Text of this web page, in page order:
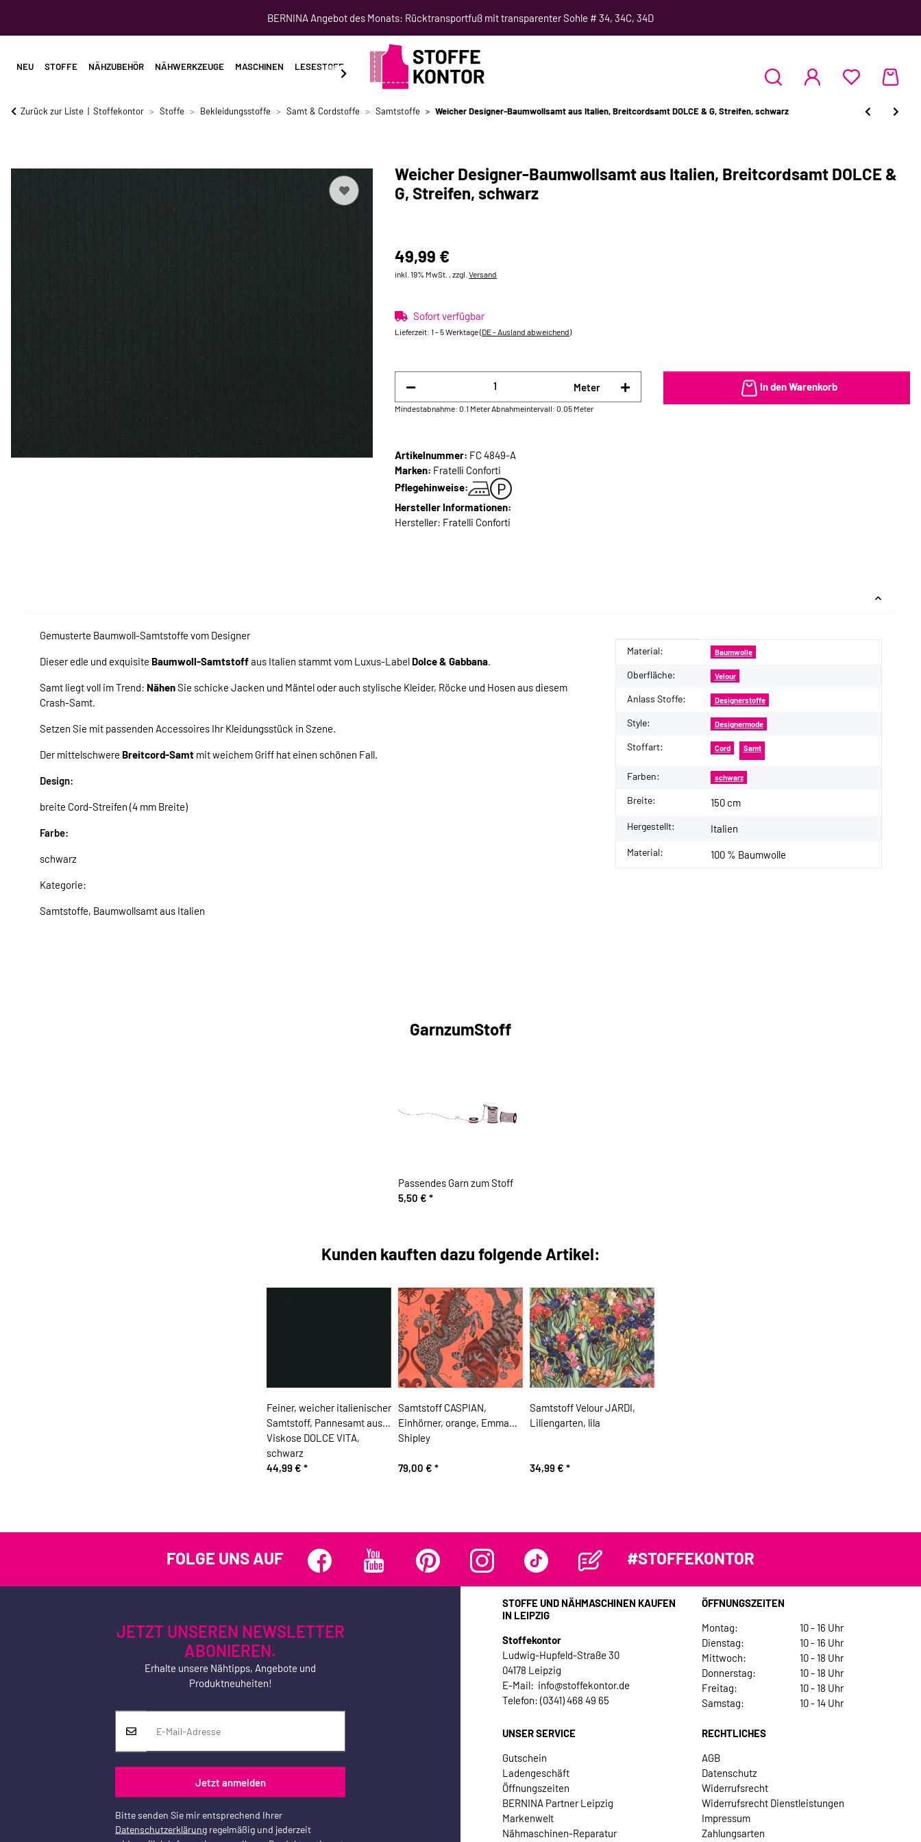
BERNINA Angebot des Monats: Rücktransportfuß mit transparenter Sohle # 34, 34C, 34D
NEU STOFFE NÄHZUBEHÖR NÄHWERKZEUGE MASCHINEN LESESTOFF SCHNITTMUSTER NÄHKURSE
Zurück zur Liste Stoffekontor Stoffe Bekleidungsstoffe Samt & Cordstoffe Samtstoffe Weicher Designer-Baumwollsamt aus Italien, Breitcordsamt DOLCE & G, Streifen, schwarz
Weicher Designer-Baumwollsamt aus Italien, Breitcordsamt DOLCE &
G, Streifen, schwarz
49,99 €
inkl. 19% MwSt. , zzgl. Versand
Sofort verfügbar
Lieferzeit: 1 - 5 Werktage(DE - Ausland abweichend)
Meter
Mindestabnahme: 0.1 MeterAbnahmeintervall: 0.05 Meter
In den Warenkorb
Artikelnummer: FC 4849-A
Marken: Fratelli Conforti
Pflegehinweise:
Hersteller Informationen:
Hersteller: Fratelli Conforti
Gemusterte Baumwoll-Samtstoffe vom Designer
Dieser edle und exquisite Baumwoll-Samtstoffaus Italien stammt vom Luxus-Label Dolce & Gabbana.
Samt liegt voll im Trend: NähenSie schicke Jacken und Mäntel oder auch stylische Kleider, Röcke und Hosen aus diesem
Crash-Samt.
Setzen Sie mit passenden Accessoires Ihr Kleidungsstück in Szene.
Der mittelschwere Breitcord-Samt mit weichem Griff hat einen schönen Fall.
Design:
breite Cord-Streifen (4 mm Breite)
Farbe:
schwarz
Kategorie:
Samtstoffe, Baumwollsamt aus Italien
Produkteigenschaft
Wert
Material: Baumwolle
Oberfläche: Velour
Anlass Stoffe: Designerstoffe
Style: Designermode
Stoffart: Cord Samt
Farben: schwarz
Breite: 150 cm
Hergestellt: Italien
Material: 100 % Baumwolle
GarnzumStoff
Passendes Garn zum Stoff
5,50 € *
Kunden kauften dazu folgende Artikel:
Feiner, weicher italienischer
Samtstoff, Pannesamt aus
Viskose DOLCE VITA,
schwarz
44,99 € *
Samtstoff CASPIAN,
Einhörner, orange, Emma
Shipley
79,00 € *
Samtstoff Velour JARDI,
Liliengarten, lila
34,99 € *
FOLGE UNS AUF #STOFFEKONTOR
JETZT UNSEREN NEWSLETTER
ABONIEREN.
Erhalte unsere Nähtipps, Angebote und
Produktneuheiten!
Jetzt anmelden
Bitte senden Sie mir entsprechend Ihrer
Datenschutzerklärung regelmäßig und jederzeit
STOFFE UND NÄHMASCHINEN KAUFEN
IN LEIPZIG
Stoffekontor
Ludwig-Hupfeld-Straße 30
04178 Leipzig
E-Mail: info@stoffekontor.de
Telefon: (0341) 468 49 65
ÖFFNUNGSZEITEN
Montag:
10 - 16 Uhr
Dienstag:
10 - 16 Uhr
Mittwoch:
10 - 18 Uhr
Donnerstag:
10 - 18 Uhr
Freitag:
10 - 18 Uhr
Samstag:
10 - 14 Uhr
UNSER SERVICE
Gutschein
Ladengeschäft
Öffnungszeiten
BERNINA Partner Leipzig
Markenwelt
Nähmaschinen-Reparatur
RECHTLICHES
AGB
Datenschutz
Widerrufsrecht
Widerrufsrecht Dienstleistungen
Impressum
Zahlungsarten